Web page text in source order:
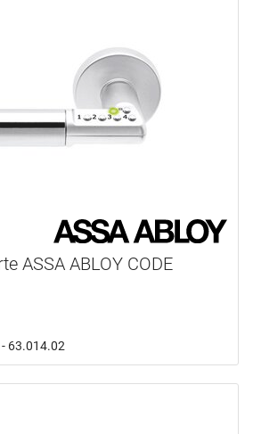
ASSA ABLOY CODE
63.014.02